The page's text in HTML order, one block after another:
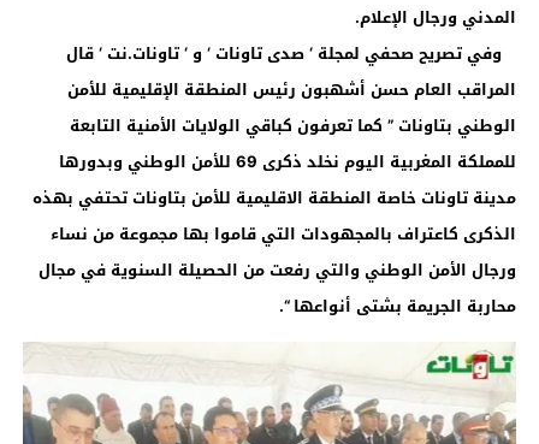
المدني ورجال الإعلام.
وفي تصريح صحفي لمجلة ‘ صدى تاونات ‘ و ‘ تاونات.نت ‘ قال
المراقب العام حسن أشهبون رئيس المنطقة الإقليمية للأمن
الوطني بتاونات ” كما تعرفون كباقي الولايات الأمنية التابعة
للمملكة المغربية اليوم نخلد ذكرى 69 للأمن الوطني وبدورها
مدينة تاونات خاصة المنطقة الاقليمية للأمن بتاونات تحتفي بهذه
الذكرى كاعتراف بالمجهودات التي قاموا بها مجموعة من نساء
ورجال الأمن الوطني والتي رفعت من الحصيلة السنوية في مجال
محاربة الجريمة بشتى أنواعها “.